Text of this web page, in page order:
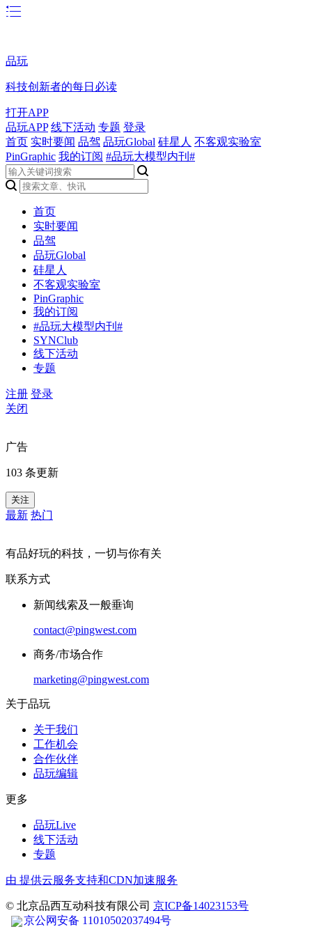
品玩
科技创新者的每日必读
打开APP
品玩APP 线下活动 专题 登录
首页 实时要闻 品驾 品玩Global 硅星人 不客观实验室
PinGraphic 我的订阅 #品玩大模型内刊#
首页
实时要闻
品驾
品玩Global
硅星人
不客观实验室
PinGraphic
我的订阅
#品玩大模型内刊#
SYNClub
线下活动
专题
注册 登录
关闭
广告
103 条更新
关注
最新 热门
有品好玩的科技，一切与你有关
联系方式
新闻线索及一般垂询
contact@pingwest.com
商务/市场合作
marketing@pingwest.com
关于品玩
关于我们
工作机会
合作伙伴
品玩编辑
更多
品玩Live
线下活动
专题
由 提供云服务支持和CDN加速服务
© 北京品西互动科技有限公司 京ICP备14023153号
京公网安备 11010502037494号